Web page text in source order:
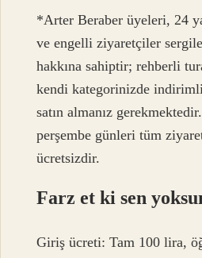
*Arter Beraber üyeleri, 24
ve engelli ziyaretçiler
hakkına sahiptir; rehberli
kendi kategorinizde
satın almanız
perşembe günleri tüm
ücretsizdir.
Farz et ki sen
Giriş ücreti: Tam 100 lira,